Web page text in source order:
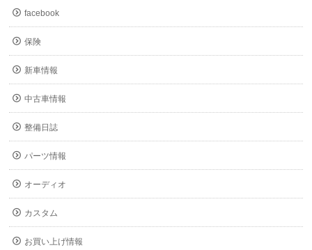
facebook
保険
新車情報
中古車情報
整備日誌
パーツ情報
オーディオ
カスタム
お買い上げ情報